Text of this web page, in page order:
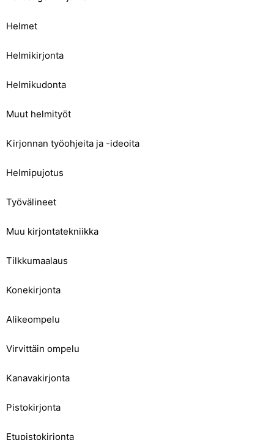
Helmet
Helmikirjonta
Helmikudonta
Muut helmityöt
Kirjonnan työohjeita ja -ideoita
Helmipujotus
Työvälineet
Muu kirjontatekniikka
Tilkkumaalaus
Konekirjonta
Alikeompelu
Virvittäin ompelu
Kanavakirjonta
Pistokirjonta
Etupistokirjonta